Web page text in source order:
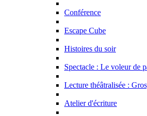
Conférence
Escape Cube
Histoires du soir
Spectacle : Le voleur de
Lecture théâtralisée :
Atelier d'écriture